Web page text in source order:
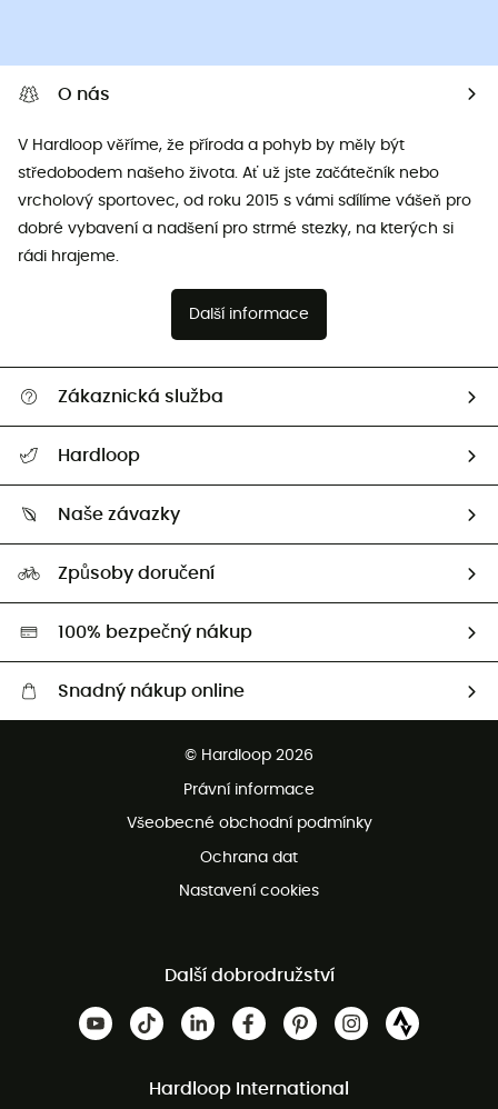
O nás
V Hardloop věříme, že příroda a pohyb by měly být
středobodem našeho života. Ať už jste začátečník nebo
vrcholový sportovec, od roku 2015 s vámi sdílíme vášeň pro
dobré vybavení a nadšení pro strmé stezky, na kterých si
rádi hrajeme.
Další informace
Zákaznická služba
Vrácení zboží a peněz
Hardloop
Naši Ambasadoři
Naše závazky
HardGreen
Způsoby doručení
100% bezpečný nákup
Snadný nákup online
Bezplatná zákaznická služba
© Hardloop 2026
Právní informace
Všeobecné obchodní podmínky
Ochrana dat
Nastavení cookies
Další dobrodružství
Hardloop International